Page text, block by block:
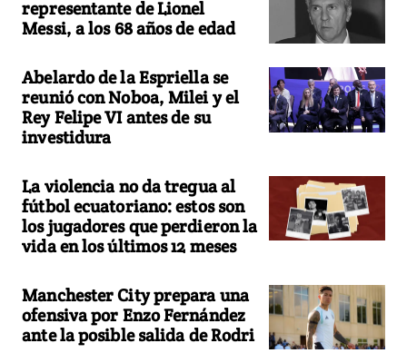
representante de Lionel
Messi, a los 68 años de edad
Abelardo de la Espriella se
reunió con Noboa, Milei y el
Rey Felipe VI antes de su
investidura
La violencia no da tregua al
fútbol ecuatoriano: estos son
los jugadores que perdieron la
vida en los últimos 12 meses
Manchester City prepara una
ofensiva por Enzo Fernández
ante la posible salida de Rodri